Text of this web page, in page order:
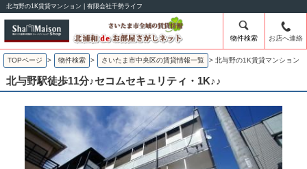
北与野の1K賃貸マンション | 有限会社千勢ライフ
物件検索 お店へ連絡
TOPページ > 物件検索 > さいたま市中央区の賃貸情報一覧 > 北与野の1K賃貸マンション
北与野駅徒歩11分♪セコムセキュリティ・1K♪♪